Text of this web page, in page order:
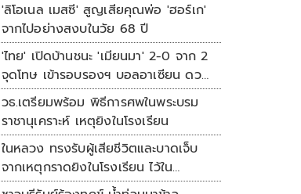
'ลิโอเนล เมสซี' สูญเสียคุณพ่อ 'ฮอร์เก'
จากไปอย่างสงบในวัย 68 ปี
'ไทย' เปิดบ้านชนะ 'เมียนมา' 2-0 จาก 2
จุดโทษ เข้ารอบรองฯ บอลอาเซียน ดวล
'สิงคโปร์'
วธ.เตรียมพร้อม พิธีการศพในพระบรม
ราชานุเคราะห์ เหตุยิงในโรงเรียน
ในหลวง ทรงรับผู้เสียชีวิตและบาดเจ็บ
จากเหตุกราดยิงในโรงเรียน ไว้ใน
พระบรมราชานุเคราะห์